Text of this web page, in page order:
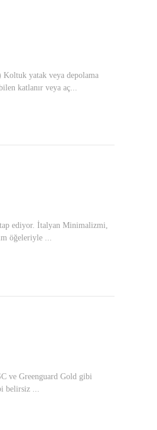
yatak veya depolama
katlanır veya aç...
ediyor. İtalyan Minimalizmi,
öğeleriyle ...
ve Greenguard Gold gibi
belirsiz ...